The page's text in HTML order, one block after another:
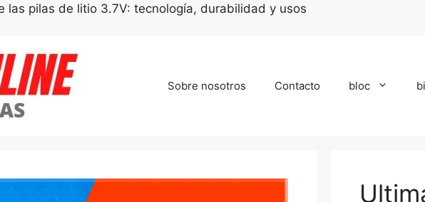
las pilas de litio 3.7V: tecnología, durabilidad y usos
Sobre nosotros Contacto bloc